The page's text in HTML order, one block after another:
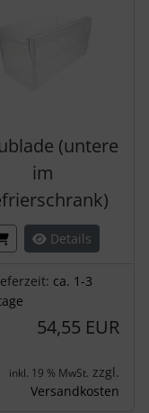
(untere
im
Details
ca. 1-3
54,55 EUR
inkl. 19 % MwSt. zzgl.
Versandkosten